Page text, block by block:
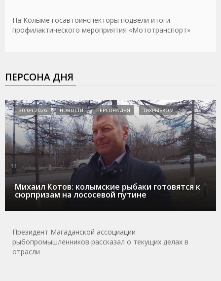
На Колыме госавтоинспекторы подвели итоги
профилактического мероприятия «Мототранспорт»
ПЕРСОНА ДНЯ
Михаил Котов: колымские рыбаки готовятся к
сюрпризам на лососевой путине
30.04.2026 НОВОСТИ ПЕРСОНА ДНЯ ТИХРЫБКОМ
Президент Магаданской ассоциации
рыбопромышленников рассказал о текущих делах в
отрасли